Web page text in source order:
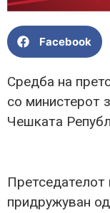
Facebook
Средба на
со министерот
Чешката
придружуван